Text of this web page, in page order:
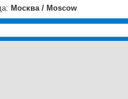
Москва / Moscow